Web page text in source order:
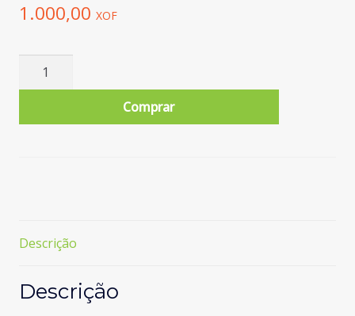
1.000,00 XOF
Quantidade
UHT
Comprar
Descrição
Descrição